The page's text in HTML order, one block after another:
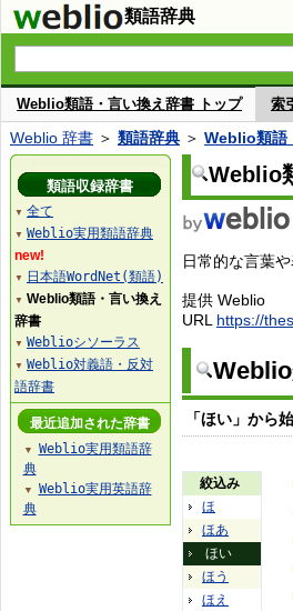
類語辞典
Weblio類語・言い換え辞書 トップ 索引
Weblio 辞書 ＞ 類語辞典 ＞ Weblio類語
Weblio
日常的な言葉
提供 Weblio
URL https://
「ほい」から
絞込み
ほ
ほあ
ほい
ほう
ほえ
類語収録辞書
▼ 全て
▼ Weblio実用類語辞典
new!
▼ 日本語WordNet(類語)
▼ Weblio類語・言い換え
辞書
▼ Weblioシソーラス
▼ Weblio対義語・反対
語辞書
最近追加された辞書
▼
Weblio実用類語辞
典
▼
Weblio実用英語辞
典